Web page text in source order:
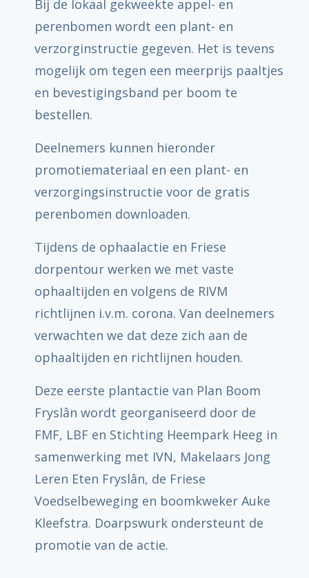
Bij de lokaal gekweekte appel- en
perenbomen wordt een plant- en
verzorginstructie gegeven. Het is tevens
mogelijk om tegen een meerprijs paaltjes
en bevestigingsband per boom te
bestellen.
Deelnemers kunnen hieronder
promotiemateriaal en een plant- en
verzorgingsinstructie voor de gratis
perenbomen downloaden.
Tijdens de ophaalactie en Friese
dorpentour werken we met vaste
ophaaltijden en volgens de RIVM
richtlijnen i.v.m. corona. Van deelnemers
verwachten we dat deze zich aan de
ophaaltijden en richtlijnen houden.
Deze eerste plantactie van Plan Boom
Fryslân wordt georganiseerd door de
FMF, LBF en Stichting Heempark Heeg in
samenwerking met IVN, Makelaars Jong
Leren Eten Fryslân, de Friese
Voedselbeweging en boomkweker Auke
Kleefstra. Doarpswurk ondersteunt de
promotie van de actie.